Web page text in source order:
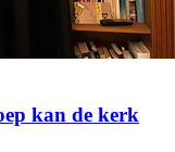
kan de kerk